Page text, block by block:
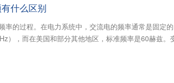
什么区别
率的过程。在电力系统中，交流电的频率通常是固定
），而在美国和部分其他地区，标准频率是60赫兹。